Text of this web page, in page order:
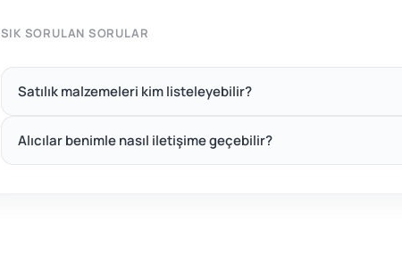
SIK SORULAN SORULAR
Satılık malzemeleri kim listeleyebilir?
Alıcılar benimle nasıl iletişime geçebilir?